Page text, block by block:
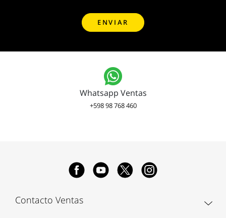
Whatsapp Ventas
+598 98 768 460
Contacto Ventas